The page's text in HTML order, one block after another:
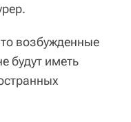
возбужденные
будут иметь